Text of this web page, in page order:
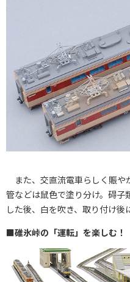
また、交直流電車らしく賑や
管などは鼠色で塗り分け。碍子
した後、白を吹き、取り付け後
■碓氷峠の「運転」を楽しむ！